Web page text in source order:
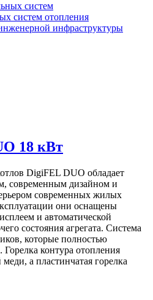
систем
систем отопления
инфраструктуры
18 кВт
DigiFEL DUO обладает
современным дизайном и
современных жилых
они оснащены
и автоматической
состояния агрегата. Система
которые полностью
контура отопления
а пластинчатая горелка